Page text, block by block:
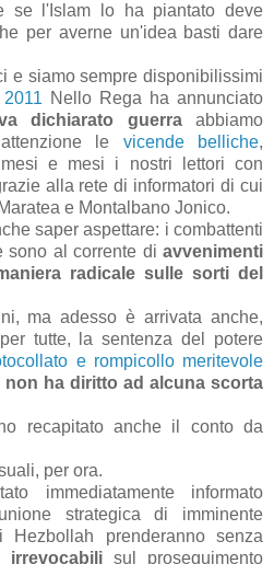
se l'Islam lo ha piantato deve
per averne un'idea basti dare
e siamo sempre disponibilissimi
Nello Rega ha annunciato
dichiarato guerraabbiamo
le vicende belliche,
e mesi i nostri lettori con
alla rete di informatori di cui
e Montalbano Jonico.
saper aspettare: i combattenti
sono al corrente di avvenimenti
radicale sulle sorti del
ma adesso è arrivata anche,
tutte, la sentenza del potere
e rompicollo meritevole
non ha diritto ad alcuna scorta
recapitato anche il conto da
per ora.
immediatamente informato
strategica di imminente
prenderanno senza
irrevocabilisul proseguimento